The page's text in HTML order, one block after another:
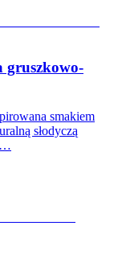
smakiem
słodyczą